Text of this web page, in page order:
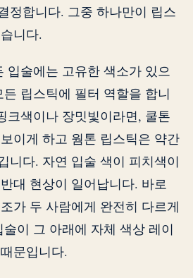
정합니다. 그중 하나만이 립스
니다.
입술에는 고유한 색소가 있으
립스틱에 필터 역할을 합니
크색이나 장밋빛이라면, 쿨톤
이게 하고 웜톤 립스틱은 약간
니다. 자연 입술 색이 피치색이
대 현상이 일어납니다. 바로
가 두 사람에게 완전히 다르게
이 그 아래에 자체 색상 레이
문입니다.